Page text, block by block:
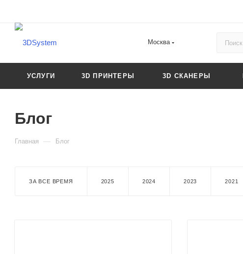
Москва
УСЛУГИ 3D ПРИНТЕРЫ 3D СКАНЕРЫ
Блог
Главная — Блог
ЗА ВСЕ ВРЕМЯ 2025 2024 2023 2021